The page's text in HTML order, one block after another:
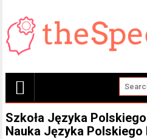
content
Szkoła Języka
Nauka Języka